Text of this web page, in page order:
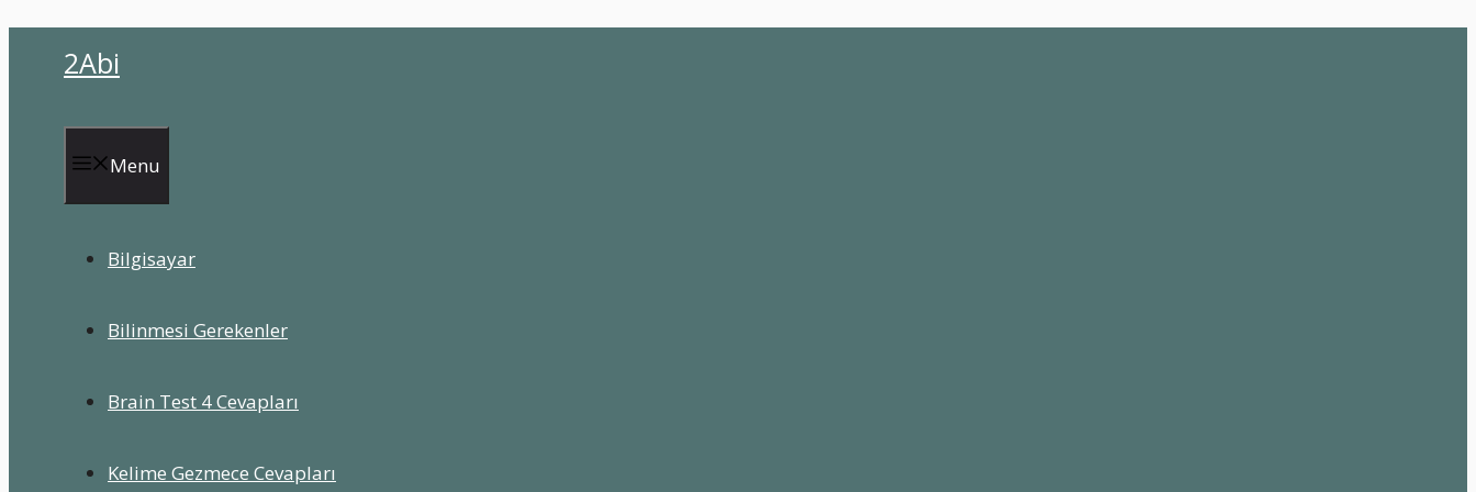
2Abi
Menu
Bilgisayar
Bilinmesi Gerekenler
Brain Test 4 Cevapları
Kelime Gezmece Cevapları